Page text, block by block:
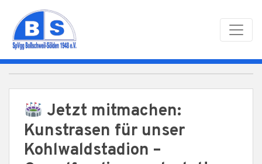
Jetzt mitmachen:
Kunstrasen für unser
Kohlwaldstadion –